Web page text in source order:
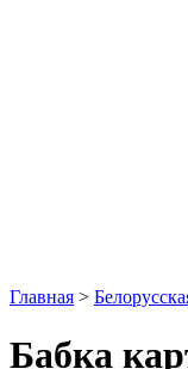
Главная >
Бабка